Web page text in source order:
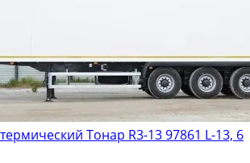
Тонар R3-13 97861 L-13, 6